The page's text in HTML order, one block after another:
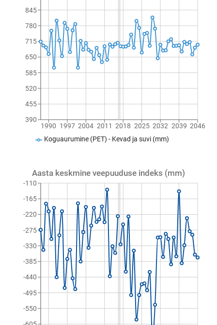
1990 1997 2004 2011 2018 2025 2032 2039 2046
390
455
520
585
650
715
780
845
Koguaurumine (PET) - Kevad ja suvi (mm)
Aasta keskmine veepuuduse indeks (mm)
-550
-495
-440
-385
-330
-275
-220
-165
-110